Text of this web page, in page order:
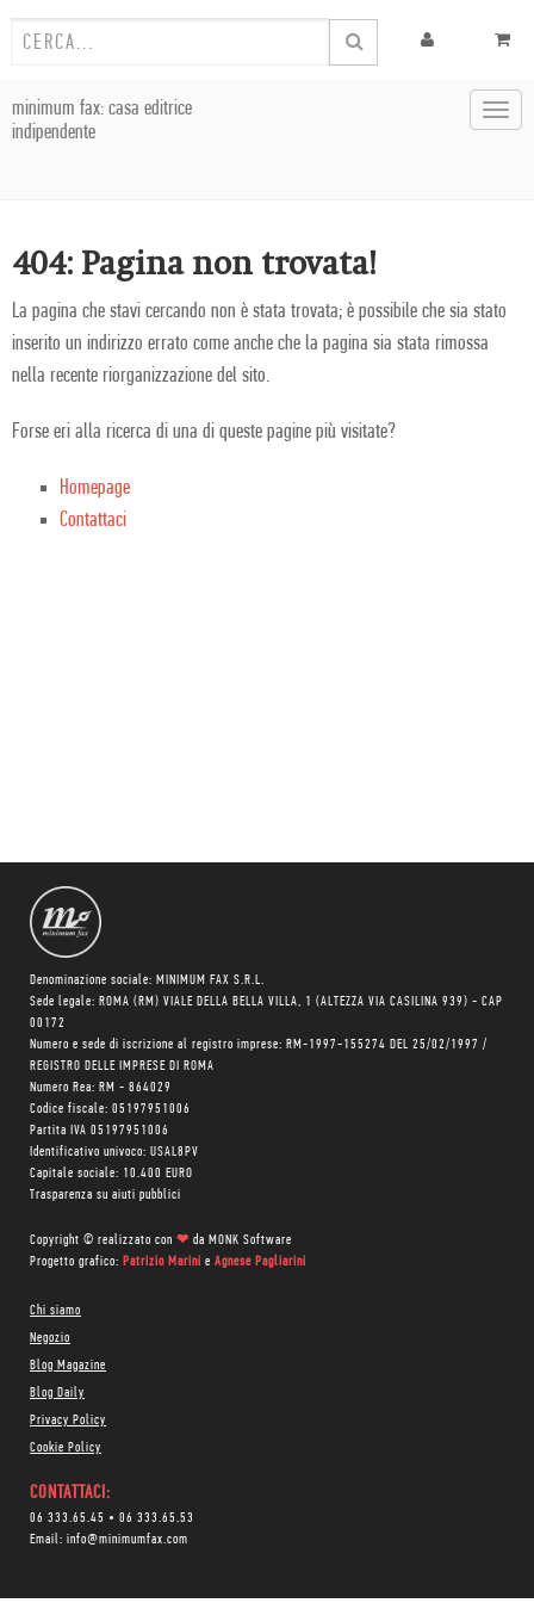
minimum fax: casa editrice
indipendente
404: Pagina non trovata!
La pagina che stavi cercando non è stata trovata; è possibile che sia stato
inserito un indirizzo errato come anche che la pagina sia stata rimossa
nella recente riorganizzazione del sito.
Forse eri alla ricerca di una di queste pagine più visitate?
Homepage
Contattaci
Denominazione sociale: MINIMUM FAX S.R.L.
Sede legale: ROMA (RM) VIALE DELLA BELLA VILLA, 1 (ALTEZZA VIA CASILINA 939) - CAP
00172
Numero e sede di iscrizione al registro imprese: RM-1997-155274 DEL 25/02/1997 /
REGISTRO DELLE IMPRESE DI ROMA
Numero Rea: RM - 864029
Codice fiscale: 05197951006
Partita IVA 05197951006
Identificativo univoco: USAL8PV
Capitale sociale: 10.400 EURO
Trasparenza su aiuti pubblici
Copyright © realizzato con ❤ da MONK Software
Progetto grafico: Patrizio Marini e Agnese Pagliarini
Chi siamo
Negozio
Blog Magazine
Blog Daily
Privacy Policy
Cookie Policy
CONTATTACI:
06 333.65.45 • 06 333.65.53
Email: info@minimumfax.com